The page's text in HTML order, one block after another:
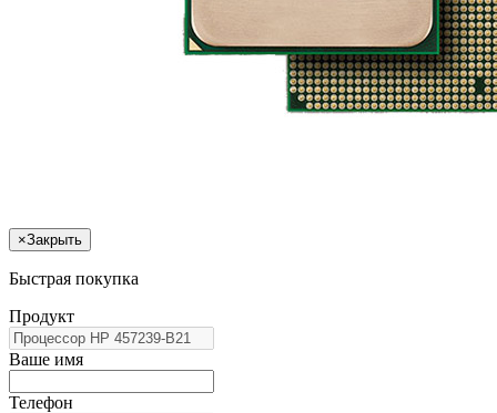
×Закрыть
Быстрая покупка
Продукт
Ваше имя
Телефон